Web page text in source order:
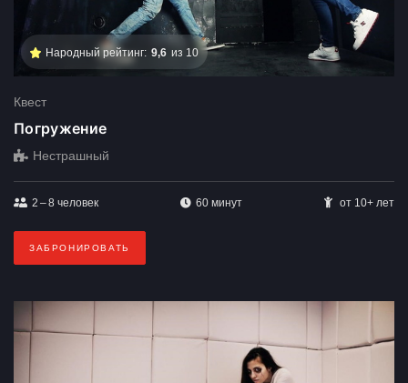
Народный рейтинг: 9,6 из 10
Квест
Погружение
Нестрашный
2 – 8 человек 60 минут от 10+ лет
ЗАБРОНИРОВАТЬ